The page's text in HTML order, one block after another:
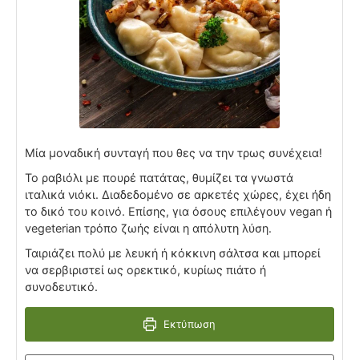
Μία μοναδική συνταγή που θες να την τρως συνέχεια!
Το ραβιόλι με πουρέ πατάτας, θυμίζει τα γνωστά
ιταλικά νιόκι. Διαδεδομένο σε αρκετές χώρες, έχει ήδη
το δικό του κοινό. Επίσης, για όσους επιλέγουν vegan ή
vegeterian τρόπο ζωής είναι η απόλυτη λύση.
Ταιριάζει πολύ με λευκή ή κόκκινη σάλτσα και μπορεί
να σερβιριστεί ως ορεκτικό, κυρίως πιάτο ή
συνοδευτικό.
Εκτύπωση